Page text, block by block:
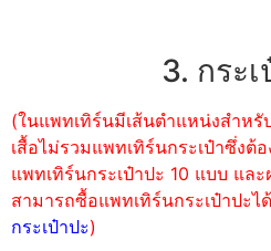
3. กระ
(ในแพทเทิร์นมีเส้นตำแหน่งสำหรั
เสื้อไม่รวมแพทเทิร์นกระเป๋าซึ่งต้
แพทเทิร์นกระเป๋าปะ 10 แบบ แล
สามารถซื้อแพทเทิร์นกระเป๋าปะไ
กระเป๋าปะ)